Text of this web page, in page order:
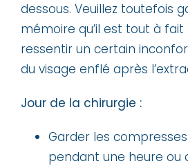
dessous. Veuillez toutefois
mémoire qu’il est tout à
ressentir un certain
du visage enflé après
Jour de la chirurgie :
Garder les
pendant une heure ou